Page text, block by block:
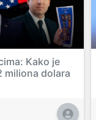
Kako je
miliona dolara